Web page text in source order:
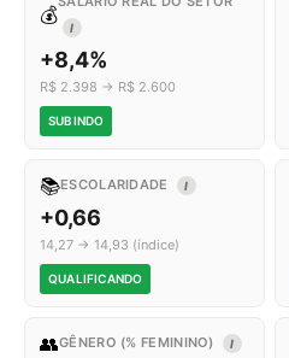
💰
I
+8,4%
R$ 2.398 → R$ 2.600
SUBINDO
📚ESCOLARIDADE I
+0,66
14,27 → 14,93 (índice)
QUALIFICANDO
👥GÊNERO (% FEMININO) I